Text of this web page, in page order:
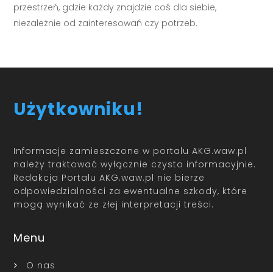
przestrzeń, gdzie każdy znajdzie coś dla siebie,
niezależnie od zainteresowań czy potrzeb.
Użytkowniku!
Informacje zamieszczone w portalu AKG.waw.pl
należy traktować wyłącznie czysto informacyjnie.
Redakcja Portalu AKG.waw.pl nie bierze
odpowiedzialności za ewentualne szkody, które
mogą wynikać ze złej interpretacji treści.
Menu
O nas